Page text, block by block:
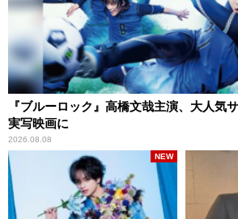
『ブルーロック』高橋文哉主演、大人気
実写映画に
2026.08.08
NEW